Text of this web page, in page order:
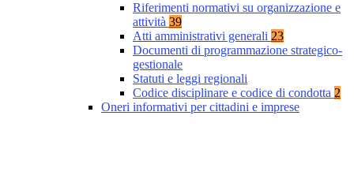
Riferimenti normativi su organizzazione e
attività 39
Atti amministrativi generali 23
Documenti di programmazione strategico-
gestionale
Statuti e leggi regionali
Codice disciplinare e codice di condotta 2
Oneri informativi per cittadini e imprese